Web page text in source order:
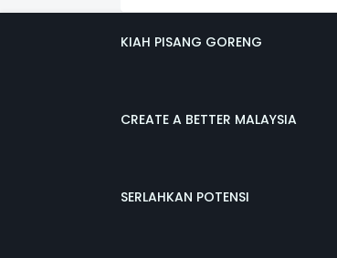
KIAH PISANG GORENG
CREATE A BETTER MALAYSIA
SERLAHKAN POTENSI